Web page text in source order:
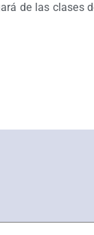
de las clases